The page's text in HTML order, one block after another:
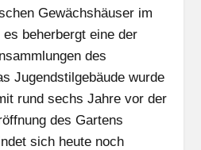
Gewächshäuser im
beherbergt eine der
des
Jugendstilgebäude wurde
rund sechs Jahre vor der
des Gartens
sich heute noch